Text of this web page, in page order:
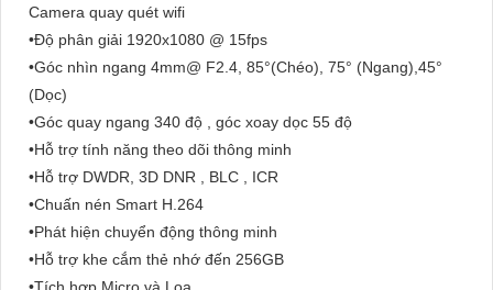
Camera quay quét wifi
•Độ phân giải 1920x1080 @ 15fps
•Góc nhìn ngang 4mm@ F2.4, 85°(Chéo), 75° (Ngang),45°
(Dọc)
•Góc quay ngang 340 độ , góc xoay dọc 55 độ
•Hỗ trợ tính năng theo dõi thông minh
•Hỗ trợ DWDR, 3D DNR , BLC , ICR
•Chuấn nén Smart H.264
•Phát hiện chuyển động thông minh
•Hỗ trợ khe cắm thẻ nhớ đến 256GB